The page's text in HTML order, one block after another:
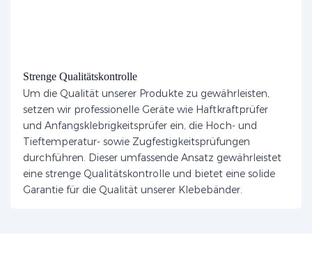
Strenge Qualitätskontrolle
Um die Qualität unserer Produkte zu gewährleisten,
setzen wir professionelle Geräte wie Haftkraftprüfer
und Anfangsklebrigkeitsprüfer ein, die Hoch- und
Tieftemperatur- sowie Zugfestigkeitsprüfungen
durchführen. Dieser umfassende Ansatz gewährleistet
eine strenge Qualitätskontrolle und bietet eine solide
Garantie für die Qualität unserer Klebebänder.